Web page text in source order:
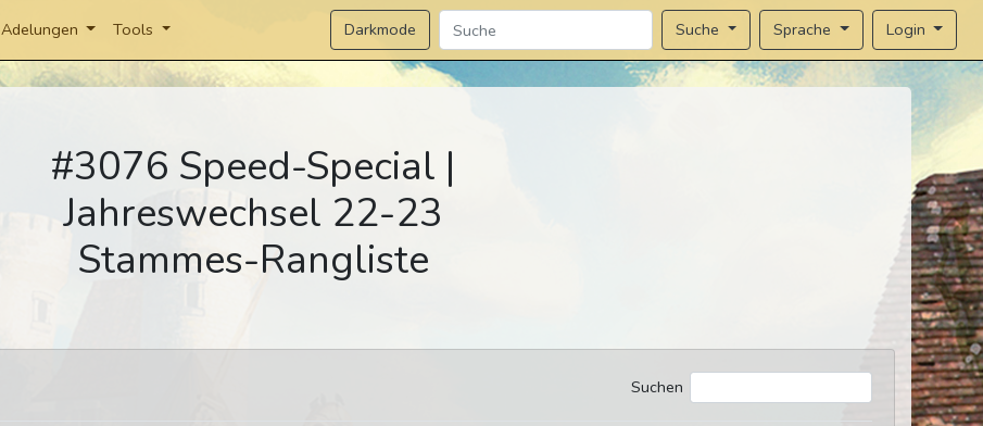
Adelungen Tools Darkmode Suche Sprache Login
#3076 Speed-Special |
Jahreswechsel 22-23
Stammes-Rangliste
Suchen